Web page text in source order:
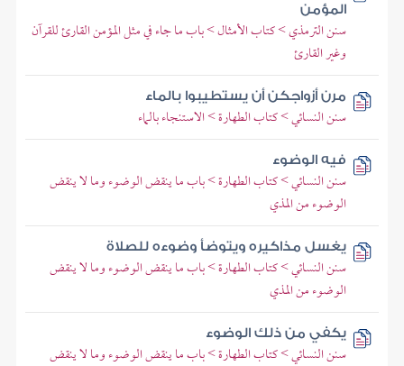
المؤمن
سنن الترمذي > كتاب الأمثال > باب ما جاء في مثل المؤمن القارئ للقرآن
وغير القارئ
مرن أزواجكن أن يستطيبوا بالماء
سنن النسائي > كتاب الطهارة > الاستنجاء بالماء
فيه الوضوء
سنن النسائي > كتاب الطهارة > باب ما ينقض الوضوء وما لا ينقض
الوضوء من المذي
يغسل مذاكيره ويتوضأ وضوءه للصلاة
سنن النسائي > كتاب الطهارة > باب ما ينقض الوضوء وما لا ينقض
الوضوء من المذي
يكفي من ذلك الوضوء
سنن النسائي > كتاب الطهارة > باب ما ينقض الوضوء وما لا ينقض